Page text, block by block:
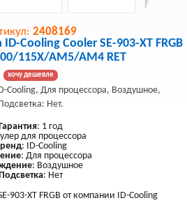
2408169
Cooling Cooler SE-903-XT FRGB
115X/AM5/AM4 RET
хочу дешевле
Cooling, Для процессора, Воздушное,
Нет.
: 1 год
для процессора
: ID-Cooling
: Для процессора
: Воздушное
: Нет
903-XT FRGB от компании ID-Cooling